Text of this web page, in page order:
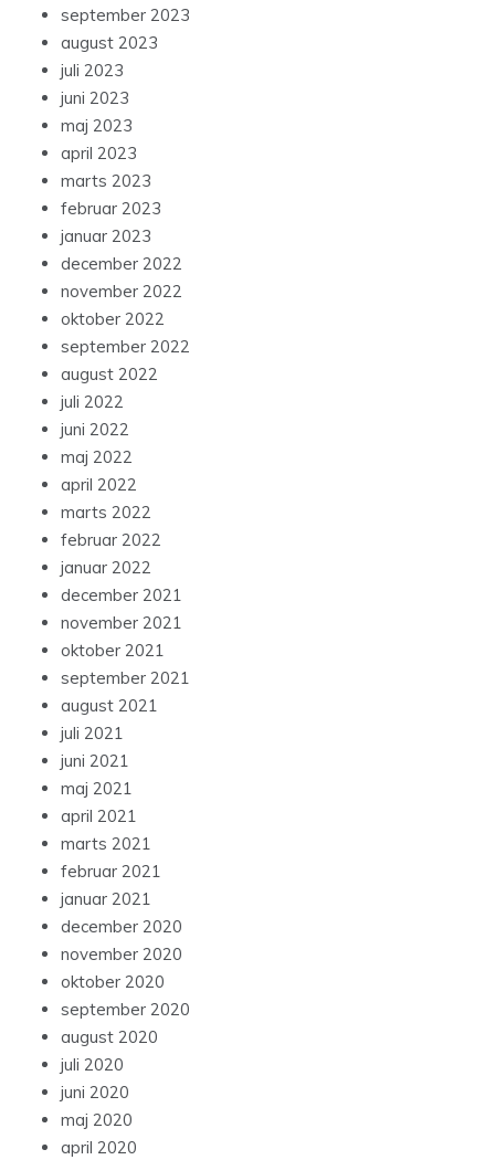
september 2023
august 2023
juli 2023
juni 2023
maj 2023
april 2023
marts 2023
februar 2023
januar 2023
december 2022
november 2022
oktober 2022
september 2022
august 2022
juli 2022
juni 2022
maj 2022
april 2022
marts 2022
februar 2022
januar 2022
december 2021
november 2021
oktober 2021
september 2021
august 2021
juli 2021
juni 2021
maj 2021
april 2021
marts 2021
februar 2021
januar 2021
december 2020
november 2020
oktober 2020
september 2020
august 2020
juli 2020
juni 2020
maj 2020
april 2020